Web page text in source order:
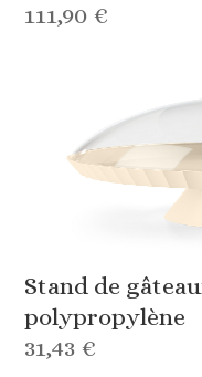
111,90 €
Stand de
polypropylène
31,43 €